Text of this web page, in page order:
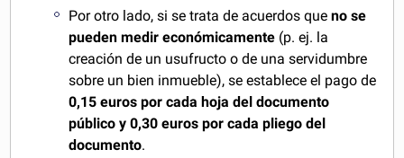
Por otro lado, si se trata de acuerdos queno se
pueden medir económicamente (p. ej. la
creación de un usufructo o de una servidumbre
sobre un bien inmueble), se establece el pago de
0,15 euros por cada hoja del documento
público y 0,30 euros por cada pliego del
documento.